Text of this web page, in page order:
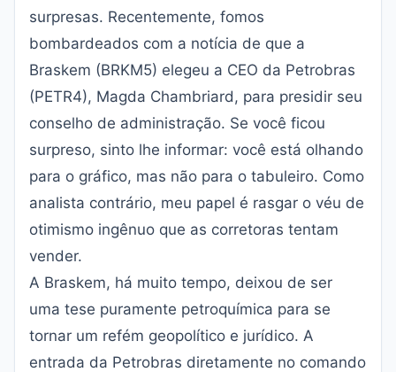
surpresas. Recentemente, fomos
bombardeados com a notícia de que a
Braskem (BRKM5) elegeu a CEO da Petrobras
(PETR4), Magda Chambriard, para presidir seu
conselho de administração. Se você ficou
surpreso, sinto lhe informar: você está olhando
para o gráfico, mas não para o tabuleiro. Como
analista contrário, meu papel é rasgar o véu de
otimismo ingênuo que as corretoras tentam
vender.
A Braskem, há muito tempo, deixou de ser
uma tese puramente petroquímica para se
tornar um refém geopolítico e jurídico. A
entrada da Petrobras diretamente no comando